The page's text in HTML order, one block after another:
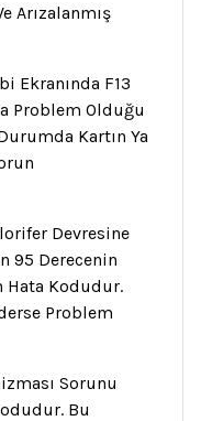
Arızalanmış
Ekranında F13
Problem Olduğu
Kartın Ya
Devresine
95 Derecenin
Hata Kodudur.
Problem
Sorunu
Bu